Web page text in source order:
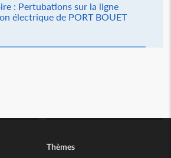
: Pertubations sur la ligne
électrique de PORT BOUET
Thèmes